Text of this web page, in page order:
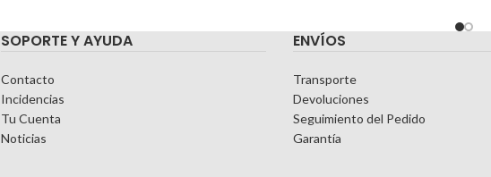
SOPORTE Y AYUDA
Contacto
Incidencias
Tu Cuenta
Noticias
ENVÍOS
Transporte
Devoluciones
Seguimiento del Pedido
Garantía